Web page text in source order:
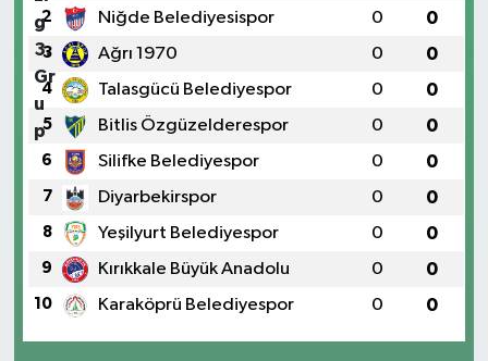
2 Niğde Belediyesispor 0 0
3 Ağrı 1970 0 0
4 Talasgücü Belediyespor 0 0
5 Bitlis Özgüzelderespor 0 0
6 Silifke Belediyespor 0 0
7 Diyarbekirspor 0 0
8 Yeşilyurt Belediyespor 0 0
9 Kırıkkale Büyük Anadolu 0 0
10 Karaköprü Belediyespor 0 0